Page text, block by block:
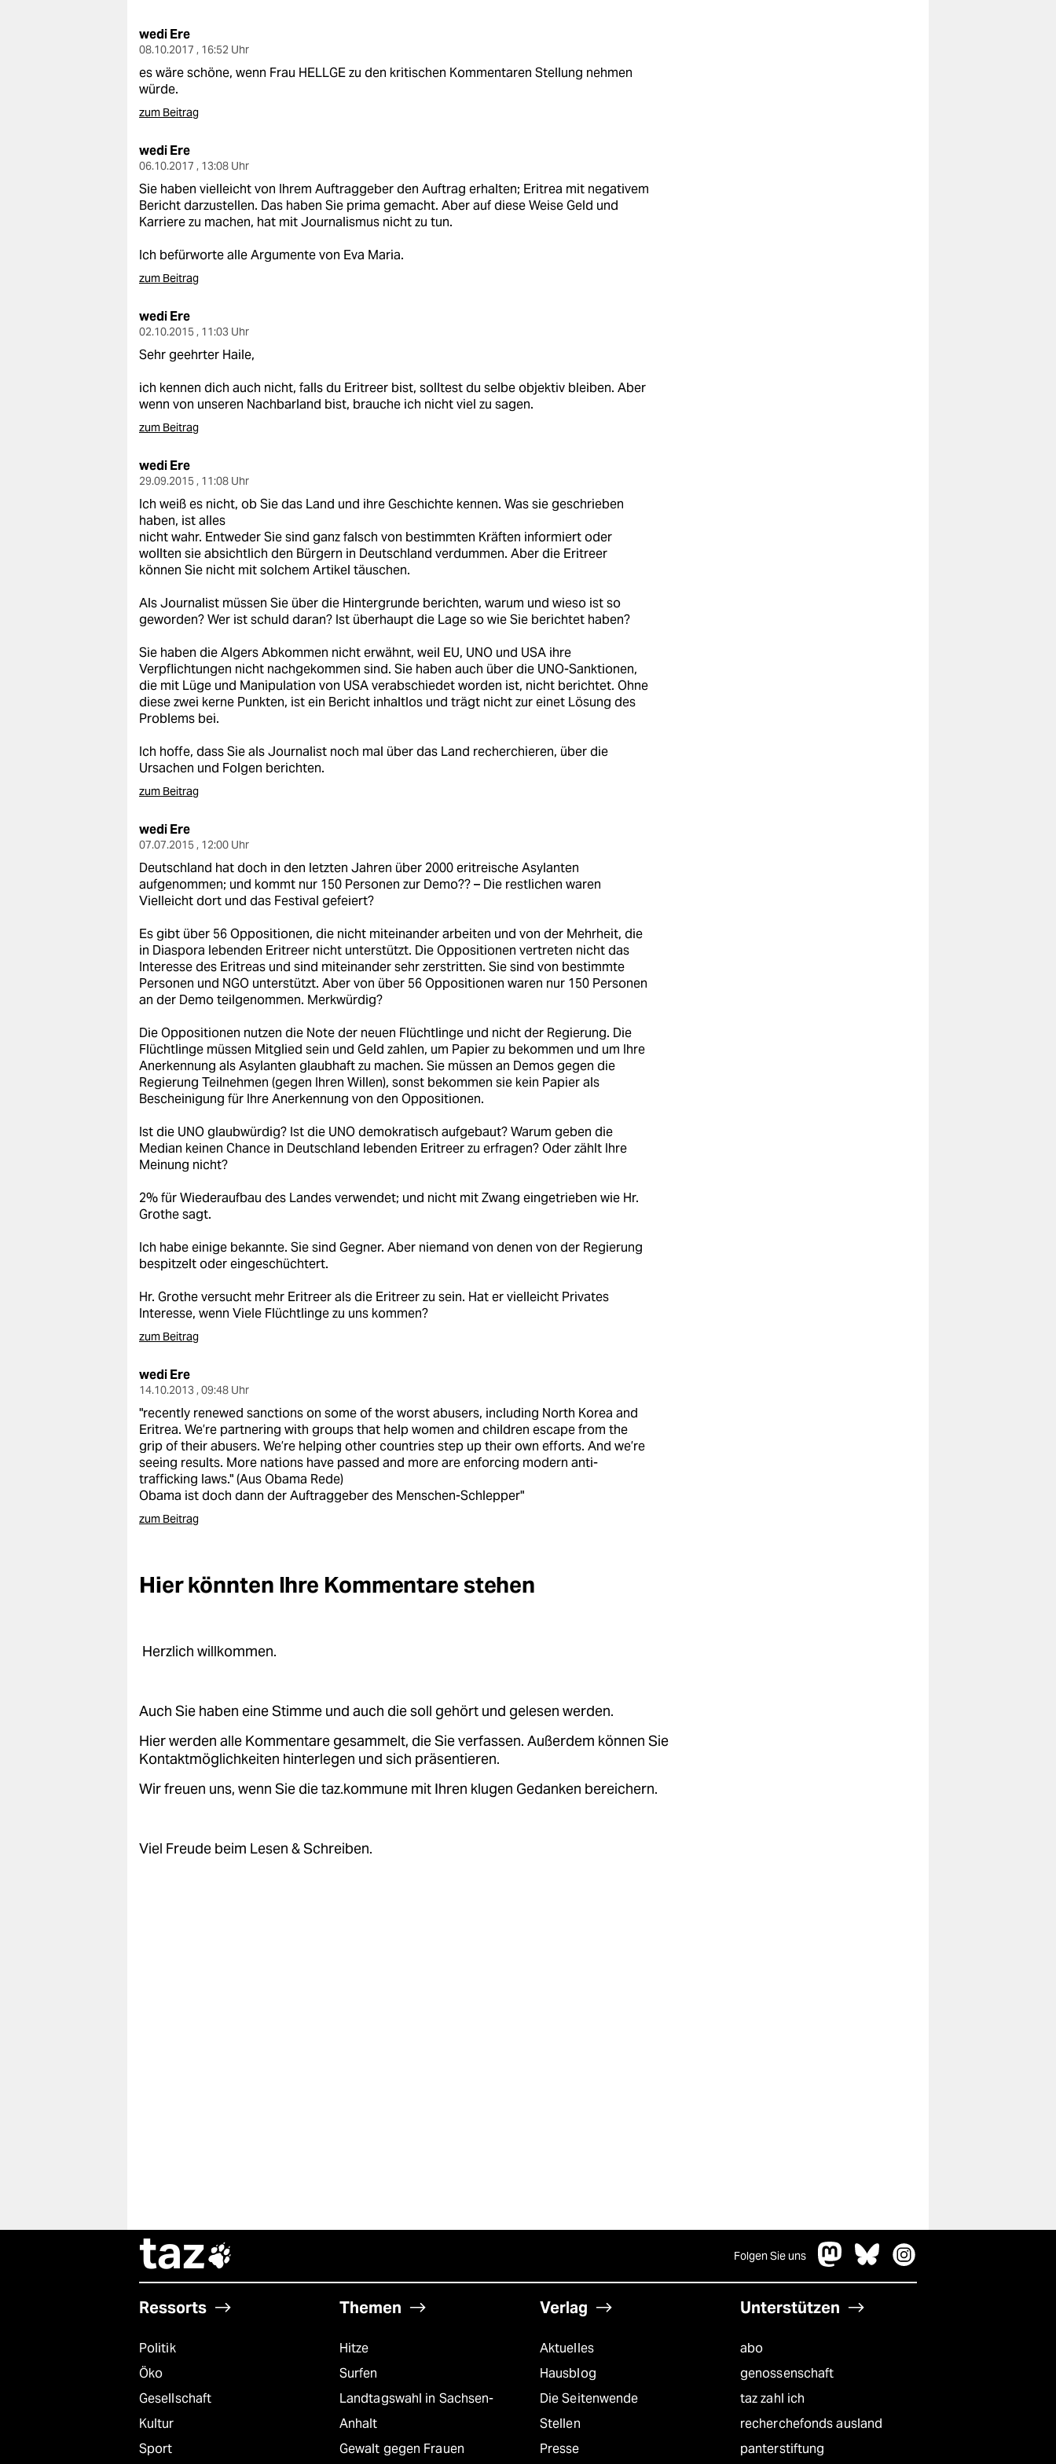
nord
wahrheit
verlag
veranstaltungen
shop
fragen & hilfe
unterstützen
genossenschaft
epaper login
wedi Ere
08.10.2017 , 16:52 Uhr
es wäre schöne, wenn Frau HELLGE zu den kritischen Kommentaren Stellung nehmen
würde.
zum Beitrag
wedi Ere
06.10.2017 , 13:08 Uhr
Sie haben vielleicht von Ihrem Auftraggeber den Auftrag erhalten; Eritrea mit negativem
Bericht darzustellen. Das haben Sie prima gemacht. Aber auf diese Weise Geld und
Karriere zu machen, hat mit Journalismus nicht zu tun.
Ich befürworte alle Argumente von Eva Maria.
zum Beitrag
wedi Ere
02.10.2015 , 11:03 Uhr
Sehr geehrter Haile,
ich kennen dich auch nicht, falls du Eritreer bist, solltest du selbe objektiv bleiben. Aber
wenn von unseren Nachbarland bist, brauche ich nicht viel zu sagen.
zum Beitrag
wedi Ere
29.09.2015 , 11:08 Uhr
Ich weiß es nicht, ob Sie das Land und ihre Geschichte kennen. Was sie geschrieben
haben, ist alles
nicht wahr. Entweder Sie sind ganz falsch von bestimmten Kräften informiert oder
wollten sie absichtlich den Bürgern in Deutschland verdummen. Aber die Eritreer
können Sie nicht mit solchem Artikel täuschen.
Als Journalist müssen Sie über die Hintergrunde berichten, warum und wieso ist so
geworden? Wer ist schuld daran? Ist überhaupt die Lage so wie Sie berichtet haben?
Sie haben die Algers Abkommen nicht erwähnt, weil EU, UNO und USA ihre
Verpflichtungen nicht nachgekommen sind. Sie haben auch über die UNO-Sanktionen,
die mit Lüge und Manipulation von USA verabschiedet worden ist, nicht berichtet. Ohne
diese zwei kerne Punkten, ist ein Bericht inhaltlos und trägt nicht zur einet Lösung des
Problems bei.
Ich hoffe, dass Sie als Journalist noch mal über das Land recherchieren, über die
Ursachen und Folgen berichten.
zum Beitrag
wedi Ere
07.07.2015 , 12:00 Uhr
Deutschland hat doch in den letzten Jahren über 2000 eritreische Asylanten
aufgenommen; und kommt nur 150 Personen zur Demo?? – Die restlichen waren
Vielleicht dort und das Festival gefeiert?
Es gibt über 56 Oppositionen, die nicht miteinander arbeiten und von der Mehrheit, die
in Diaspora lebenden Eritreer nicht unterstützt. Die Oppositionen vertreten nicht das
Interesse des Eritreas und sind miteinander sehr zerstritten. Sie sind von bestimmte
Personen und NGO unterstützt. Aber von über 56 Oppositionen waren nur 150 Personen
an der Demo teilgenommen. Merkwürdig?
Die Oppositionen nutzen die Note der neuen Flüchtlinge und nicht der Regierung. Die
Flüchtlinge müssen Mitglied sein und Geld zahlen, um Papier zu bekommen und um Ihre
Anerkennung als Asylanten glaubhaft zu machen. Sie müssen an Demos gegen die
Regierung Teilnehmen (gegen Ihren Willen), sonst bekommen sie kein Papier als
Bescheinigung für Ihre Anerkennung von den Oppositionen.
Ist die UNO glaubwürdig? Ist die UNO demokratisch aufgebaut? Warum geben die
Median keinen Chance in Deutschland lebenden Eritreer zu erfragen? Oder zählt Ihre
Meinung nicht?
2% für Wiederaufbau des Landes verwendet; und nicht mit Zwang eingetrieben wie Hr.
Grothe sagt.
Ich habe einige bekannte. Sie sind Gegner. Aber niemand von denen von der Regierung
bespitzelt oder eingeschüchtert.
Hr. Grothe versucht mehr Eritreer als die Eritreer zu sein. Hat er vielleicht Privates
Interesse, wenn Viele Flüchtlinge zu uns kommen?
zum Beitrag
wedi Ere
14.10.2013 , 09:48 Uhr
"recently renewed sanctions on some of the worst abusers, including North Korea and
Eritrea. We’re partnering with groups that help women and children escape from the
grip of their abusers. We’re helping other countries step up their own efforts. And we’re
seeing results. More nations have passed and more are enforcing modern anti-
trafficking laws." (Aus Obama Rede)
Obama ist doch dann der Auftraggeber des Menschen-Schlepper"
zum Beitrag
Hier könnten Ihre Kommentare stehen
Herzlich willkommen.
Auch Sie haben eine Stimme und auch die soll gehört und gelesen werden.
Hier werden alle Kommentare gesammelt, die Sie verfassen. Außerdem können Sie
Kontaktmöglichkeiten hinterlegen und sich präsentieren.
Wir freuen uns, wenn Sie die taz.kommune mit Ihren klugen Gedanken bereichern.
Viel Freude beim Lesen & Schreiben.
taz Folgen Sie uns
Ressorts
Politik
Öko
Gesellschaft
Kultur
Sport
Themen
Hitze
Surfen
Landtagswahl in Sachsen-
Anhalt
Gewalt gegen Frauen
Verlag
Aktuelles
Hausblog
Die Seitenwende
Stellen
Presse
Unterstützen
abo
genossenschaft
taz zahl ich
recherchefonds ausland
panterstiftung